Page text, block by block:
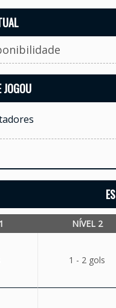
JOGOU
NÍVEL 2
1 - 2 gols